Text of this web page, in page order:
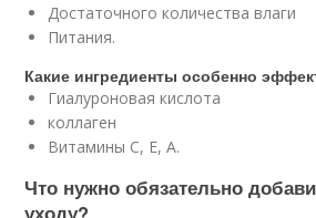
Достаточного количества влаги
Питания.
Какие ингредиенты особенно
Гиалуроновая кислота
коллаген
Витамины С, Е, А.
Что нужно обязательно
уходу?